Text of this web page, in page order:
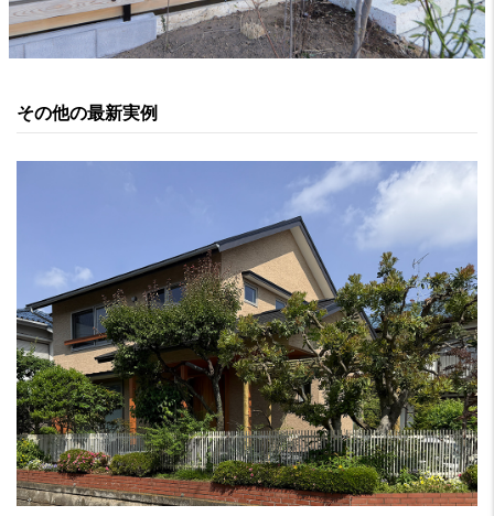
その他の最新実例